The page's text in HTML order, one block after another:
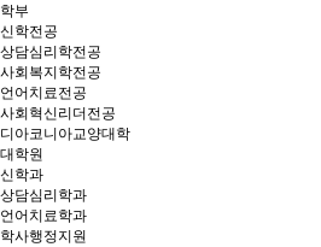
학부
신학전공
상담심리학전공
사회복지학전공
언어치료전공
사회혁신리더전공
디아코니아교양대학
대학원
신학과
상담심리학과
언어치료학과
학사행정지원